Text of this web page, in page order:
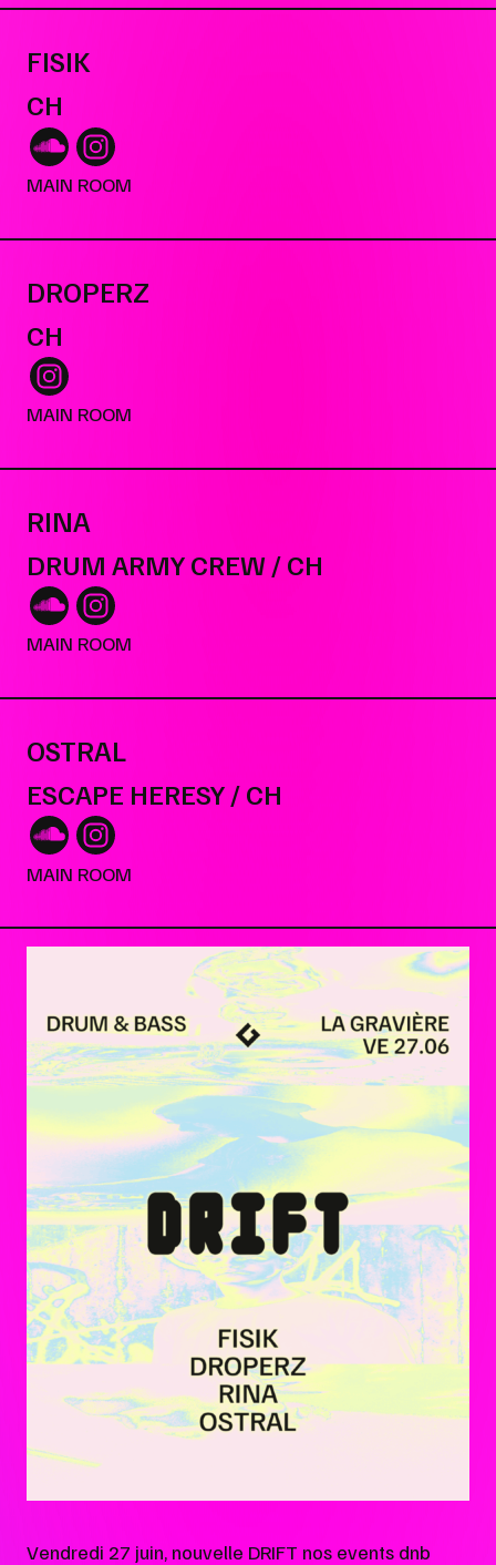
FISIK
CH
MAIN ROOM
DROPERZ
CH
MAIN ROOM
RINA
DRUM ARMY CREW / CH
MAIN ROOM
OSTRAL
ESCAPE HERESY / CH
MAIN ROOM
Vendredi 27 juin, nouvelle DRIFT nos events dnb